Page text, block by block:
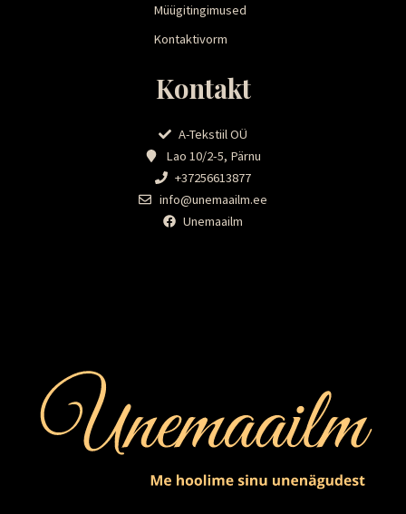
Müügitingimused
Kontaktivorm
Kontakt
A-Tekstiil OÜ
Lao 10/2-5, Pärnu
+37256613877
info@unemaailm.ee
Unemaailm